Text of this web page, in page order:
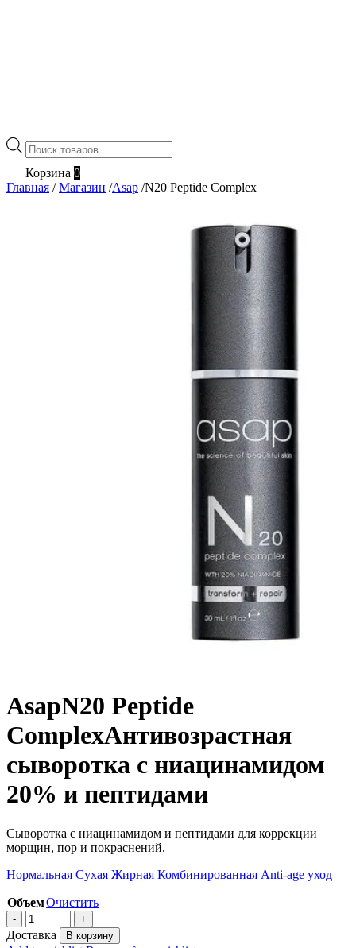
Поиск
товаров
Корзина 0
Главная / Магазин /Asap /N20 Peptide Complex
AsapN20 Peptide
ComplexАнтивозрастная
сыворотка с ниацинамидом
20% и пептидами
Сыворотка с ниацинамидом и пептидами для коррекции
морщин, пор и покраснений.
Нормальная Сухая Жирная Комбинированная Anti-age уход
ОбъемОчистить
Доставка В корзину